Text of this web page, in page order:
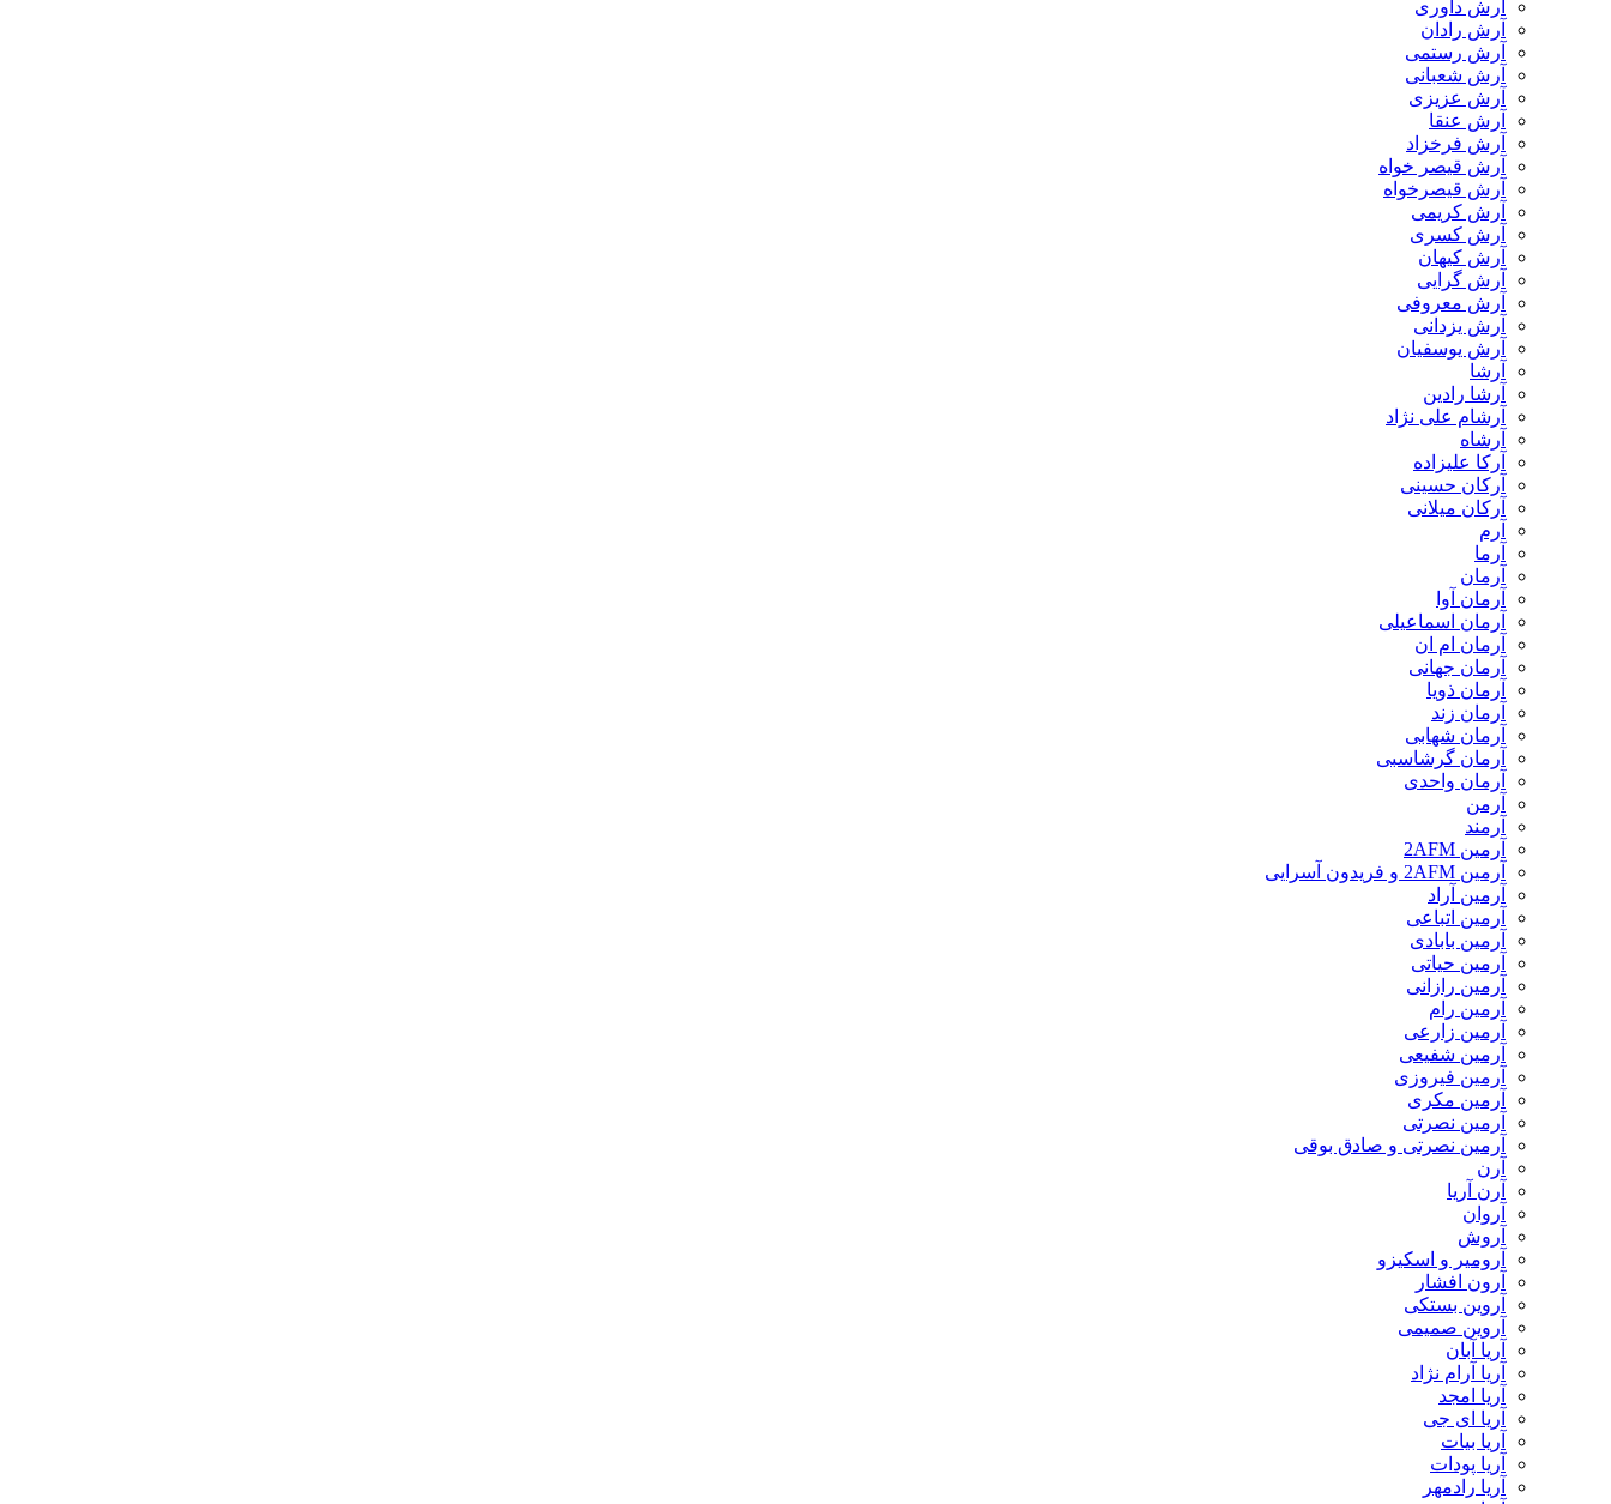
آرش داوری
آرش رادان
آرش رستمى
آرش شعبانی
آرش عزیزی
آرش عنقا
آرش فرخزاد
آرش قیصر خواه
آرش قیصرخواه
آرش کریمی
آرش کسری
آرش کیهان
آرش گرایی
آرش معروفی
آرش یزدانی
آرش یوسفیان
آرشا
آرشا رادین
آرشام علی نژاد
آرشاه
آرکا علیزاده
آرکان حسینی
آرکان میلانی
آرم
آرما
آرمان
آرمان آوا
آرمان اسماعیلی
آرمان ام ان
آرمان جهانی
آرمان ذویا
آرمان زند
آرمان شهابی
آرمان گرشاسبی
آرمان واحدی
آرمن
آرمند
آرمین 2AFM
آرمین 2AFM و فریدون آسرایی
آرمین آراد
آرمین اتباعی
آرمین بابادی
آرمین حیاتی
آرمین رازانی
آرمین رام
آرمین زارعی
آرمین شفیعی
آرمین فیروزی
آرمین مکری
آرمین نصرتی
آرمین نصرتی و صادق بوقی
آرن
آرن آریا
آروان
آروش
آرومیر و اسکیزو
آرون افشار
آروین بستکی
آروین صمیمی
آریا آبان
آریا آرام نژاد
آریا امجد
آریا ای جی
آریا بیات
آریا پودات
آریا رادمهر